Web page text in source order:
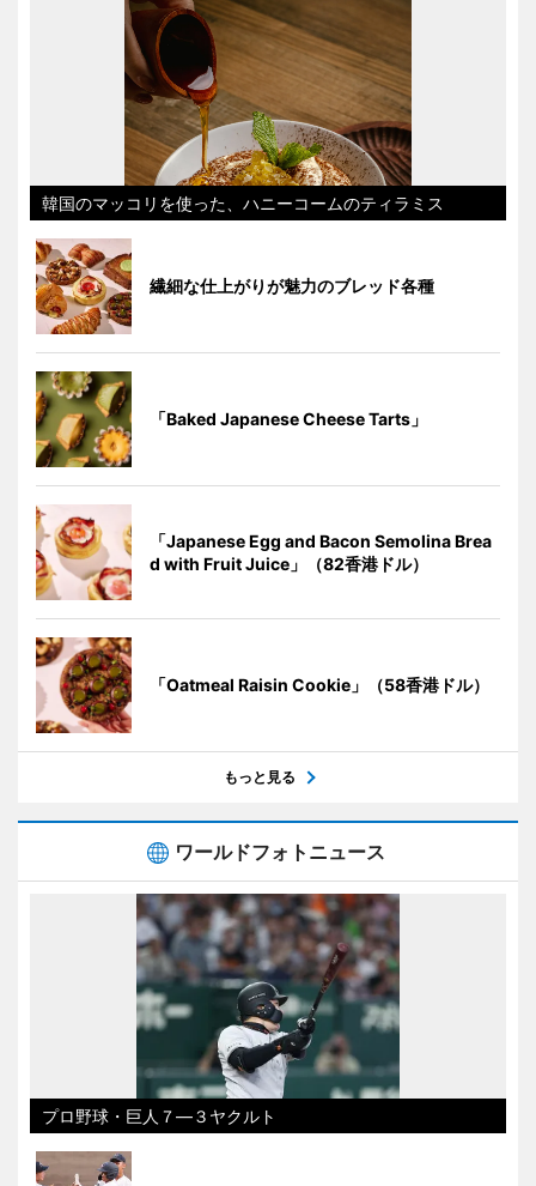
韓国のマッコリを使った、ハニーコームのティラミス
繊細な仕上がりが魅力のブレッド各種
「Baked Japanese Cheese Tarts」
「Japanese Egg and Bacon Semolina Brea
d with Fruit Juice」（82香港ドル）
「Oatmeal Raisin Cookie」（58香港ドル）
もっと見る
ワールドフォトニュース
プロ野球・巨人７―３ヤクルト